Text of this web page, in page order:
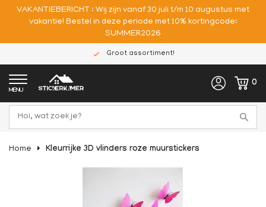
VAKANTIEBERICHT : Wij zijn vanaf 30 juli t/m 10 augustus met
vakantie! Bestel in deze periode met 10% kortingcode:
SUMMER2026
Groot assortiment!
MENU
0
Home Kleurrijke 3D vlinders roze muurstickers